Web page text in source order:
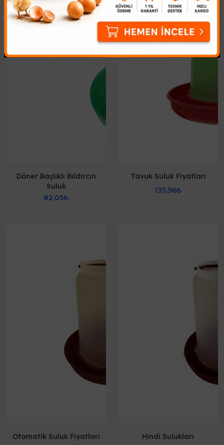
Döner Başlıklı Bıldırcın
Suluk
82,05₺
Tavuk Suluk Fiyatları
135,96₺
Otomatik Suluk Fiyatları Hindi Sulukları